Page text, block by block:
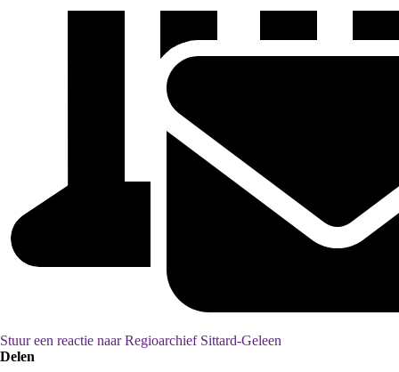
Stuur een reactie naar Regioarchief Sittard-Geleen
Delen